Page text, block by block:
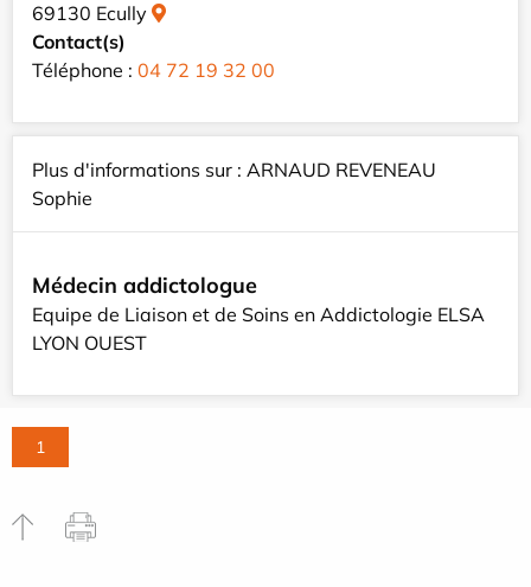
69130 Ecully
Contact(s)
Téléphone : 04 72 19 32 00
Plus d'informations sur : ARNAUD REVENEAU
Sophie
Médecin addictologue
Equipe de Liaison et de Soins en Addictologie ELSA
LYON OUEST
1